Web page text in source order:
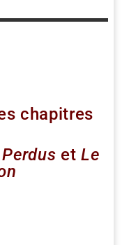
chapitres
etLe